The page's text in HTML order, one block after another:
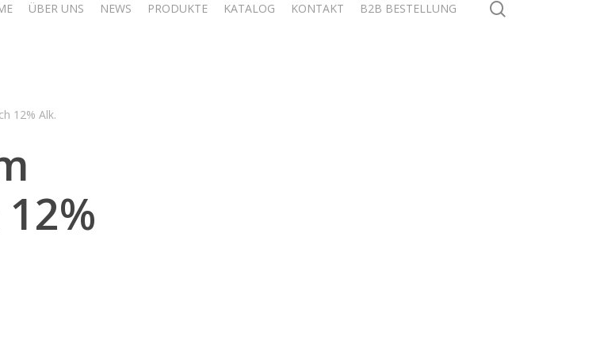
ÜBER UNS NEWS PRODUKTE KATALOG KONTAKT B2B BESTELLUNG
12% Alk.